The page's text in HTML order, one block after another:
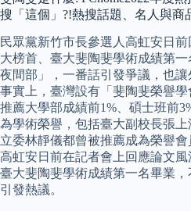
搜「這個」?!熱搜話題、名人與商
民眾黨新竹市長參選人高虹安日
大榜首、臺大斐陶斐學術成績第
夜間部」，一番話引發爭議，也讓
事實上，臺灣設有「斐陶斐榮譽
推薦大學部成績前1%、碩士班前
為學術榮譽，包括臺大副校長張
立委林靜儀都曾被推薦成為榮譽
高虹安日前在記者會上回應論文風
臺大斐陶斐學術成績第一名畢業，
引發熱議。